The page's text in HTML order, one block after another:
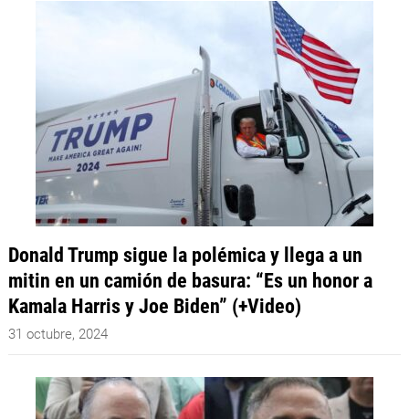
Donald Trump sigue la polémica y llega a un
mitin en un camión de basura: “Es un honor a
Kamala Harris y Joe Biden” (+Video)
31 octubre, 2024